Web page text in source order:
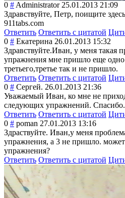
0 #Administrator 25.01.2013 21:09
Здравствуйте, Петр, поищите
911tabs.com
Ответить Ответить с цитатой
0 # Екатерина 26.01.2013 15:32
Здравствуйте.Иван, у меня такая
упражнения мне пришло еще одно
третьего,третье так и не пришло.
Ответить Ответить с цитатой
0 # Сергей. 26.01.2013 21:36
Уважаемый Иван, ко мне не
следующих упражнений. Спасибо.
Ответить Ответить с цитатой
0 # poman 27.01.2013 13:16
Здраствуйте. Иван,у меня
упражнения, а 3 не пришло.
упражнения?
Ответить Ответить с цитатой